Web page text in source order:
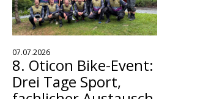
07.07.2026
8. Oticon Bike-Event:
Drei Tage Sport,